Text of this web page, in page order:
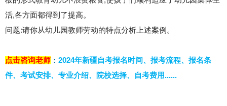
活,各方面都得到了提高。
问题:请你从幼儿园教师劳动的特点分析上述案例。
点击咨询老师： 2024年新疆自考报名时间、报考流程、报名条
件、考试安排、专业介绍、院校选择、自考费用......